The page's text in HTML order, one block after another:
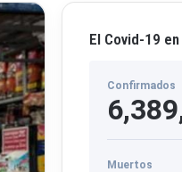
El Covid-19
Confirmados
Muertos